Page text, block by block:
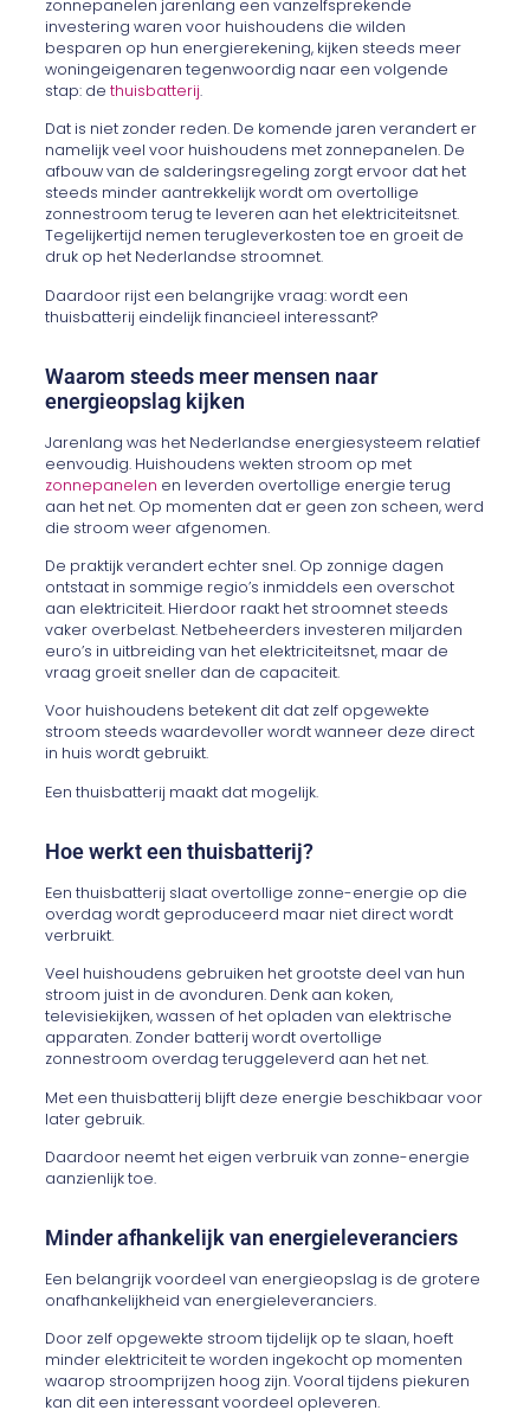
zonnepanelen jarenlang een vanzelfsprekende
investering waren voor huishoudens die wilden
besparen op hun energierekening, kijken steeds meer
woningeigenaren tegenwoordig naar een volgende
stap: dethuisbatterij.
Dat is niet zonder reden. De komende jaren verandert er
namelijk veel voor huishoudens met zonnepanelen. De
afbouw van de salderingsregeling zorgt ervoor dat het
steeds minder aantrekkelijk wordt om overtollige
zonnestroom terug te leveren aan het elektriciteitsnet.
Tegelijkertijd nemen terugleverkosten toe en groeit de
druk op het Nederlandse stroomnet.
Daardoor rijst een belangrijke vraag: wordt een
thuisbatterij eindelijk financieel interessant?
Waarom steeds meer mensen naar
energieopslag kijken
Jarenlang was het Nederlandse energiesysteem relatief
eenvoudig. Huishoudens wekten stroom op met
zonnepanelen en leverden overtollige energie terug
aan het net. Op momenten dat er geen zon scheen, werd
die stroom weer afgenomen.
De praktijk verandert echter snel. Op zonnige dagen
ontstaat in sommige regio’s inmiddels een overschot
aan elektriciteit. Hierdoor raakt het stroomnet steeds
vaker overbelast. Netbeheerders investeren miljarden
euro’s in uitbreiding van het elektriciteitsnet, maar de
vraag groeit sneller dan de capaciteit.
Voor huishoudens betekent dit dat zelf opgewekte
stroom steeds waardevoller wordt wanneer deze direct
in huis wordt gebruikt.
Een thuisbatterij maakt dat mogelijk.
Hoe werkt een thuisbatterij?
Een thuisbatterij slaat overtollige zonne-energie op die
overdag wordt geproduceerd maar niet direct wordt
verbruikt.
Veel huishoudens gebruiken het grootste deel van hun
stroom juist in de avonduren. Denk aan koken,
televisiekijken, wassen of het opladen van elektrische
apparaten. Zonder batterij wordt overtollige
zonnestroom overdag teruggeleverd aan het net.
Met een thuisbatterij blijft deze energie beschikbaar voor
later gebruik.
Daardoor neemt het eigen verbruik van zonne-energie
aanzienlijk toe.
Minder afhankelijk van energieleveranciers
Een belangrijk voordeel van energieopslag is de grotere
onafhankelijkheid van energieleveranciers.
Door zelf opgewekte stroom tijdelijk op te slaan, hoeft
minder elektriciteit te worden ingekocht op momenten
waarop stroomprijzen hoog zijn. Vooral tijdens piekuren
kan dit een interessant voordeel opleveren.